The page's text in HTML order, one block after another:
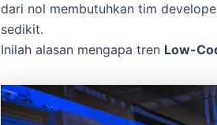
dari nol membutuhkan tim
sedikit.
Inilah alasan mengapa tren Low-